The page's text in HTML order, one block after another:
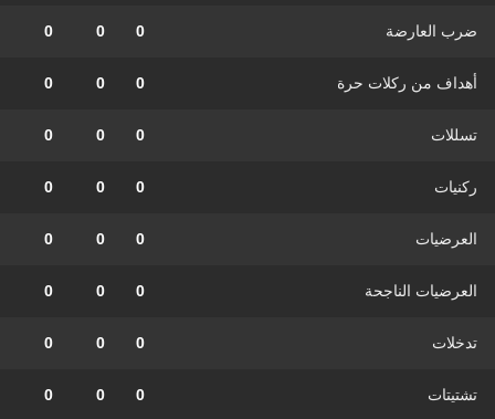
ضرب العارضة 0
0
0
أهداف من ركلات حرة 0
0
0
تسللات 0
0
0
ركنيات 0
0
0
العرضيات 0
0
0
العرضيات الناجحة 0
0
0
تدخلات 0
0
0
تشتيتات 0
0
0